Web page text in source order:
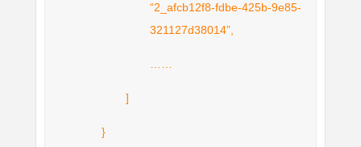
“2_afcb12f8-fdbe-425b-9e85-
321127d38014”,
]
}